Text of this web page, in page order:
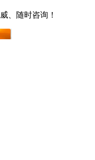
、随时咨询！